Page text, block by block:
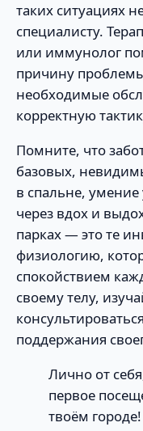
таких ситуациях
специалисту.
или иммунолог
причину
необходимые
корректную
Помните, что
базовых,
в спальне,
через вдох и
парках — это те
физиологию,
спокойствием
своему телу,
поддержания
Лично от
первое
твоём городе!